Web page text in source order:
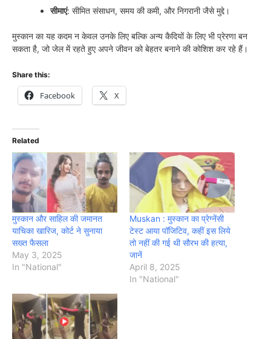
सीमाएं: सीमित संसाधन, समय की कमी, और निगरानी जैसे मुद्दे।
मुस्कान का यह कदम न केवल उनके लिए बल्कि अन्य कैदियों के लिए भी प्रेरणा बन
सकता है, जो जेल में रहते हुए अपने जीवन को बेहतर बनाने की कोशिश कर रहे हैं।
Share this:
Facebook X
Related
मुस्कान और साहिल की जमानत
याचिका खारिज, कोर्ट ने सुनाया
सख्त फैसला
May 3, 2025
In "National"
Muskan : मुस्कान का प्रेग्नेंसी
टेस्ट आया पॉजिटिव, कहीं इस लिये
तो नहीं की गई थी सौरभ की हत्या,
जानें
April 8, 2025
In "National"